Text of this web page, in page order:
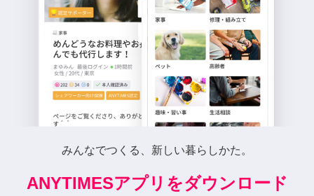
みんなでつくる、新しい暮らしかた。
ANYTIMESアプリをダウンロード